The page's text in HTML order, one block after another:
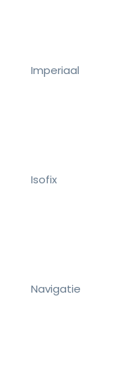
Imperiaal
Isofix
Navigatie